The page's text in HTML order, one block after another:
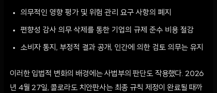
의무적인 영향 평가 및 위험 관리 요구 사항의 폐지
편향성 감사 의무 삭제를 통한 기업의 규제 준수 비용 절감
소비자 통지, 부정적 결과 공개, 인간에 의한 검토 의무는 유지
이러한 입법적 변화의 배경에는 사법부의 판단도 작용했다. 2026
년 4월 27일, 콜로라도 치안판사는 최종 규칙 제정이 완료될 때까